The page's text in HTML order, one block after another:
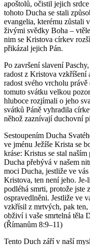
apoštolů, očistil jejich
tohoto Ducha se stali
evangelia, kterému zůstali
živými svědky Boha –
nim se Kristova církev
přikázal jejich Pán.
Po završení slavení
radost z Kristova vzkříšení
radost svého vrcholu
tomuto svátku velkou
hluboce rozjímali o jeho
svátků Páně vyhradila
něhož zaznívají duchovní
Sestoupením Ducha
ve jménu Ježíše Krista se
kráse: Kristus se stal
Ducha přebývá v našem
moci Ducha, jestliže ve
Kristova, ten není jeho. Je-
podléhá smrti, protože jste
ospravedlněni. Jestliže ve
vzkřísil z mrtvých, pak
obživí i vaše smrtelná těla
(Římanům 8:9–11)
Tento Duch září v naší